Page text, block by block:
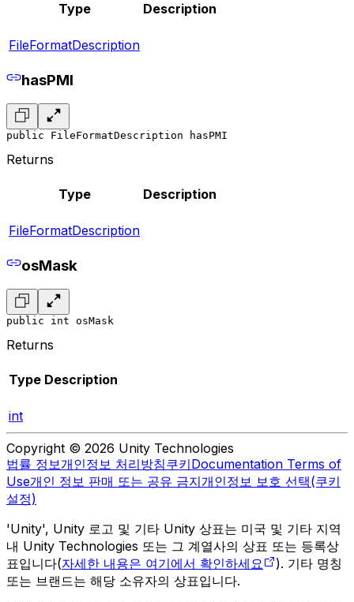
Type Description
FileFormatDescription
hasPMI
public FileFormatDescription hasPMI
Returns
Type Description
FileFormatDescription
osMask
public int osMask
Returns
Type Description
int
Copyright © 2026 Unity Technologies
법률 정보개인정보 처리방침쿠키Documentation Terms of
Use개인 정보 판매 또는 공유 금지개인정보 보호 선택(쿠키
설정)
'Unity', Unity 로고 및 기타 Unity 상표는 미국 및 기타 지역
내 Unity Technologies 또는 그 계열사의 상표 또는 등록상
표입니다(자세한 내용은 여기에서 확인하세요
). 기타 명칭
또는 브랜드는 해당 소유자의 상표입니다.